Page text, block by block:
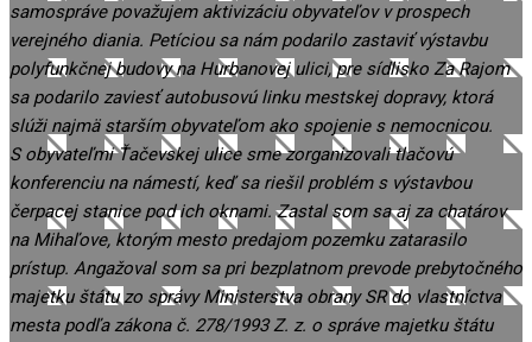
samospráve považujem aktivizáciu obyvateľov v prospech
verejného diania. Petíciou sa nám podarilo zastaviť výstavbu
polyfunkčnej budovy na Hurbanovej ulici, pre sídlisko Za Rajom
sa podarilo zaviesť autobusovú linku mestskej dopravy, ktorá
slúži najmä starším obyvateľom ako spojenie s nemocnicou.
S obyvateľmi Ťačevskej ulice sme zorganizovali tlačovú
konferenciu na námestí, keď sa riešil problém s výstavbou
čerpacej stanice pod ich oknami. Zastal som sa aj za chatárov
na Mihaľove, ktorým mesto predajom pozemku zatarasilo
prístup. Angažoval som sa pri bezplatnom prevode prebytočného
majetku štátu zo správy Ministerstva obrany SR do vlastníctva
mesta podľa zákona č. 278/1993 Z. z. o správe majetku štátu